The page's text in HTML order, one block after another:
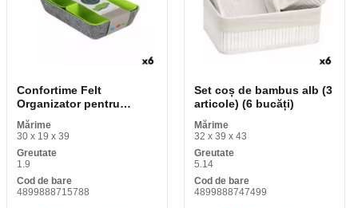
Confortime Felt
Organizator pentru
sertare Set coș (3
articole) (6 bucăți)
Mărime
30 x 19 x 39
Greutate
1.9
Cod de bare
4899888715788
Set coș de bambus alb (3
articole) (6 bucăți)
Mărime
32 x 39 x 43
Greutate
5.14
Cod de bare
4899888747499